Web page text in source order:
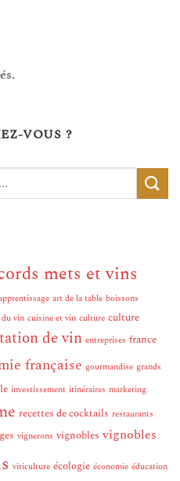
VOUS ?
mets et vins
art de la table boissons
du vin cuisine et vin culture culture
de vin entreprises france
française gourmandise grands
investissement itinéraires marketing
recettes de cocktails restaurants
vignerons vignobles vignobles
viticulture écologie économie éducation